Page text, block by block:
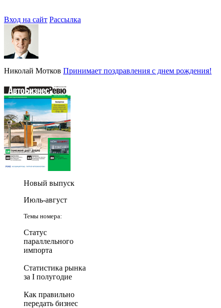
Вход на сайт Рассылка
Николай Мотков Принимает поздравления с днем рождения!
Новый выпуск
Июль-август
Темы номера:
Статус
параллельного
импорта
Статистика рынка
за I полугодие
Как правильно
передать бизнес